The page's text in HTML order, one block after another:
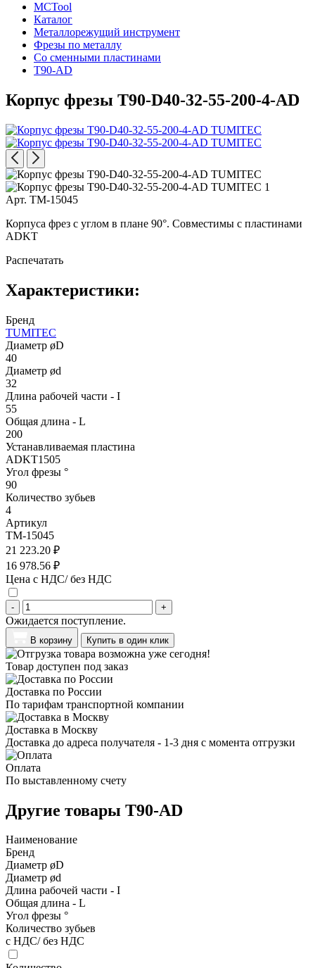
MCTool
Каталог
Металлорежущий инструмент
Фрезы по металлу
Со сменными пластинами
T90-AD
Корпус фрезы T90-D40-32-55-200-4-AD
Арт. TM-15045
Корпуса фрез с углом в плане 90°. Совместимы с пластинами
ADKT
Распечатать
Характеристики:
Бренд
TUMITEC
Диаметр øD
40
Диаметр ød
32
Длина рабочей части - I
55
Общая длина - L
200
Устанавливаемая пластина
ADKT1505
Угол фрезы °
90
Количество зубьев
4
Артикул
TM-15045
21 223.20 ₽
16 978.56 ₽
Цена с НДС/ без НДС
- +
Ожидается поступление.
В корзину Купить в один клик
Товар доступен под заказ
Доставка по России
По тарифам транспортной компании
Доставка в Москву
Доставка до адреса получателя - 1-3 дня с момента отгрузки
Оплата
По выставленному счету
Другие товары T90-AD
Наименование
Бренд
Диаметр øD
Диаметр ød
Длина рабочей части - I
Общая длина - L
Угол фрезы °
Количество зубьев
с НДС/ без НДС